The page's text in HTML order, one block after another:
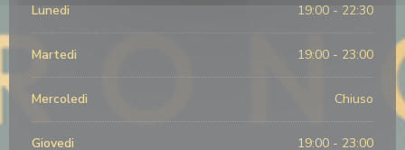
Lunedi 19:00 - 22:30
Martedi 19:00 - 23:00
Mercoledi Chiuso
Giovedi 19:00 - 23:00